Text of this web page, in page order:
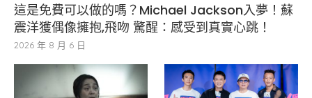
這是免費可以做的嗎？Michael Jackson入夢！蘇
震洋獲偶像擁抱,飛吻 驚醒：感受到真實心跳！
2026 年 8 月 6 日